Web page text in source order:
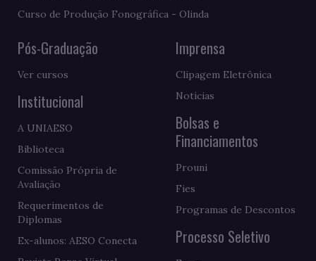
Curso de Produção Fonográfica - Olinda
Pós-Graduação
Ver cursos
Institucional
A UNIAESO
Biblioteca
Comissão Própria de
Avaliação
Requerimentos de
Diplomas
Ex-alunos: AESO Conecta
Imprensa
Clipagem Eletrônica
Notícias
Bolsas e
Financiamentos
Prouni
Fies
Programas de Descontos
Processo Seletivo